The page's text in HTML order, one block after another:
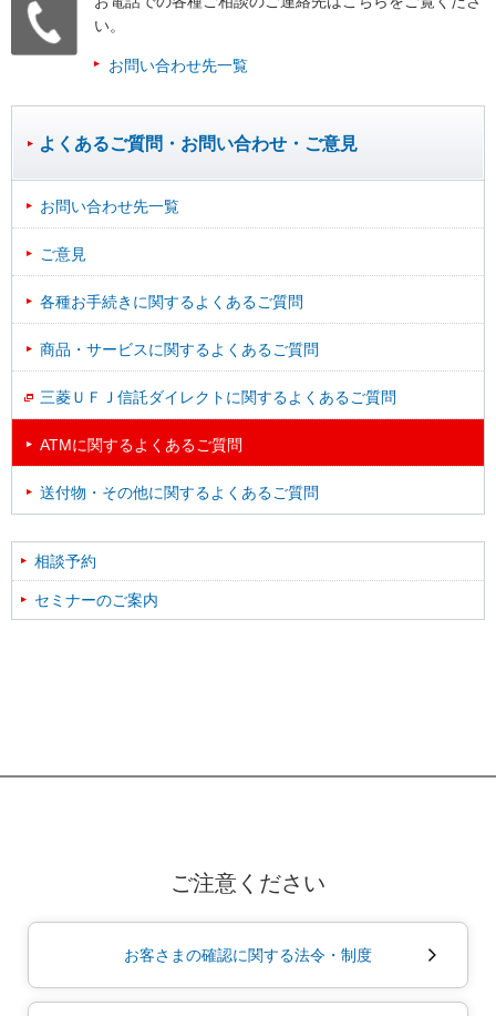
い。
お問い合わせ先一覧
よくあるご質問・お問い合わせ・ご意見
お問い合わせ先一覧
ご意見
各種お手続きに関するよくあるご質問
商品・サービスに関するよくあるご質問
三菱ＵＦＪ信託ダイレクトに関するよくあるご質問
ATMに関するよくあるご質問
送付物・その他に関するよくあるご質問
相談予約
セミナーのご案内
ご注意ください
お客さまの確認に関する法令・制度